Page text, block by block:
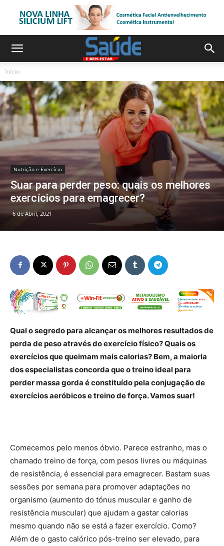
Início
Nutrição e Exercício
Suar para perder peso: quais os melhores
exercícios para emagrecer?
6 de Abril, 2021
Qual o segredo para alcançar os melhores resultados de
perda de peso através do exercício físico? Quais os
exercícios que queimam mais calorias? Bem, a maioria
dos especialistas concorda que o treino ideal para
perder massa gorda é constituído pela conjugação de
exercícios aeróbicos e treino de força. Vamos suar!
Comecemos pelo menos óbvio. Parece estranho, mas o
chamado treino de força, com pesos livres ou máquinas
de resistência, é essencial para emagrecer. Bastam suas
sessões por semana para promover adaptações no
organismo (aumento do tónus muscular e ganho de
resistência muscular) que ajudam a gastar calorias
mesmo quando não se está a fazer exercício. Como?
Além de o gasto calórico pós-treino ser elevado, para